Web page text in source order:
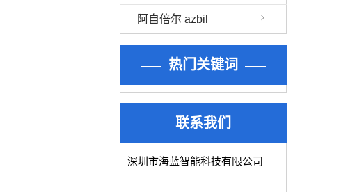
阿自倍尔 azbil
热门关键词
联系我们
深圳市海蓝智能科技有限公司